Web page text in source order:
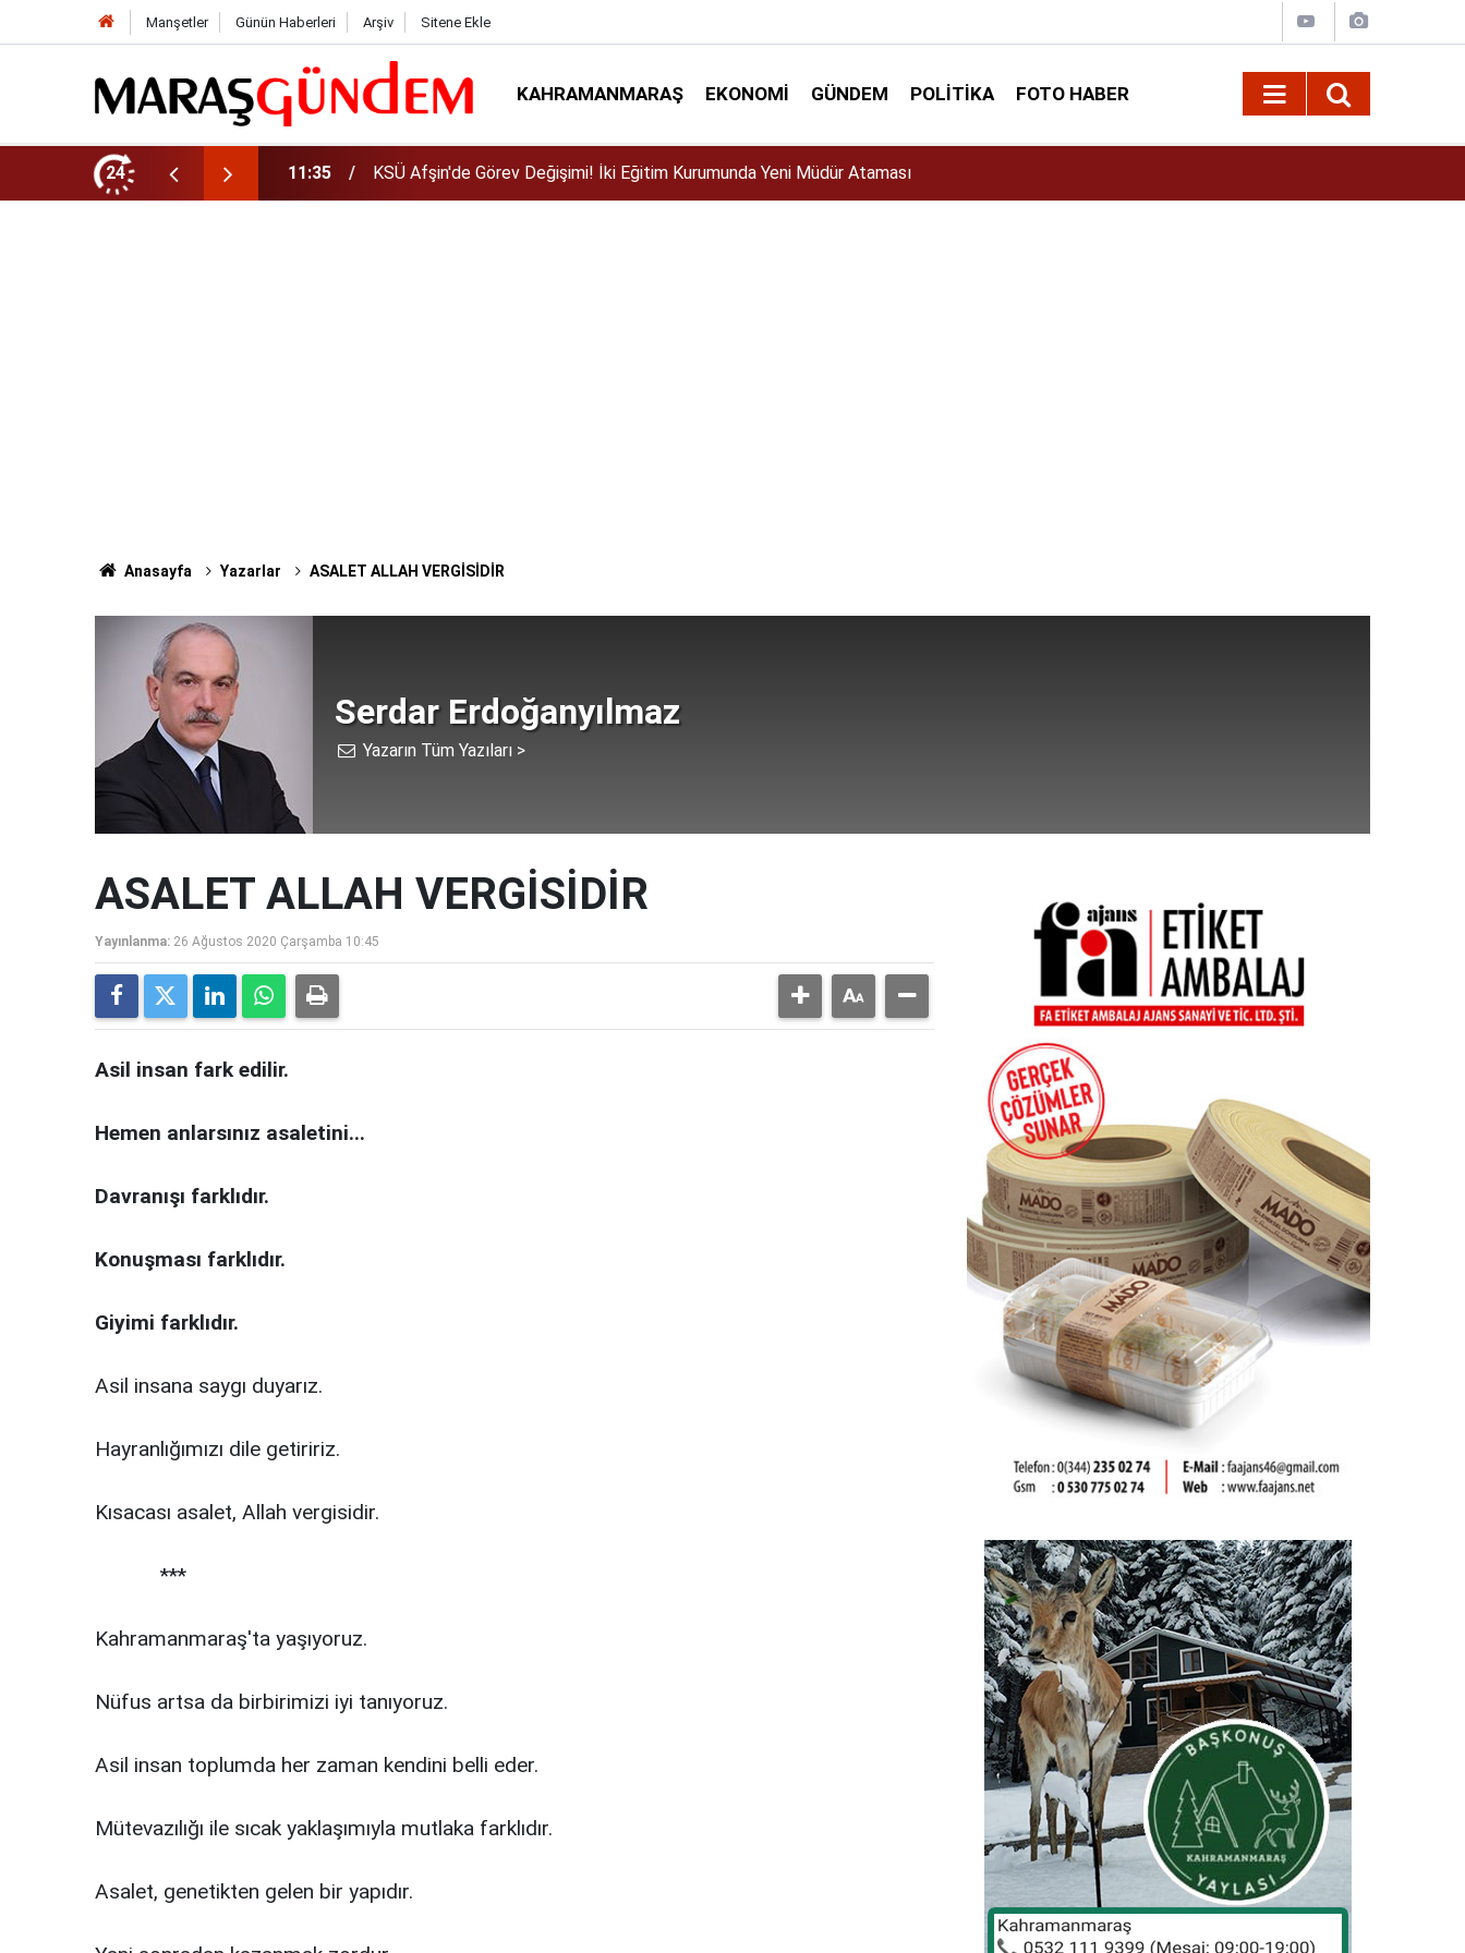
Manşetler Günün Haberleri Arşiv Sitene Ekle
KAHRAMANMARAŞ EKONOMI GÜNDEM POLITIKA FOTO HABER
24
Müdür Ataması 10:14 Funda Arar konser için Kahramanmaraş’a geliyor!
Anasayfa Yazarlar ASALET ALLAH VERGİSİDİR
Serdar Erdoğanyılmaz
Yazarın Tüm Yazıları >
ASALET ALLAH VERGİSİDİR
Yayınlanma: 26 Ağustos 2020 Çarşamba 10:45
Asil insan fark edilir.
Hemen anlarsınız asaletini...
Davranışı farklıdır.
Konuşması farklıdır.
Giyimi farklıdır.
Asil insana saygı duyarız.
Hayranlığımızı dile getiririz.
Kısacası asalet, Allah vergisidir.
***
Kahramanmaraş'ta yaşıyoruz.
Nüfus artsa da birbirimizi iyi tanıyoruz.
Asil insan toplumda her zaman kendini belli eder.
Mütevazılığı ile sıcak yaklaşımıyla mutlaka farklıdır.
Asalet, genetikten gelen bir yapıdır.